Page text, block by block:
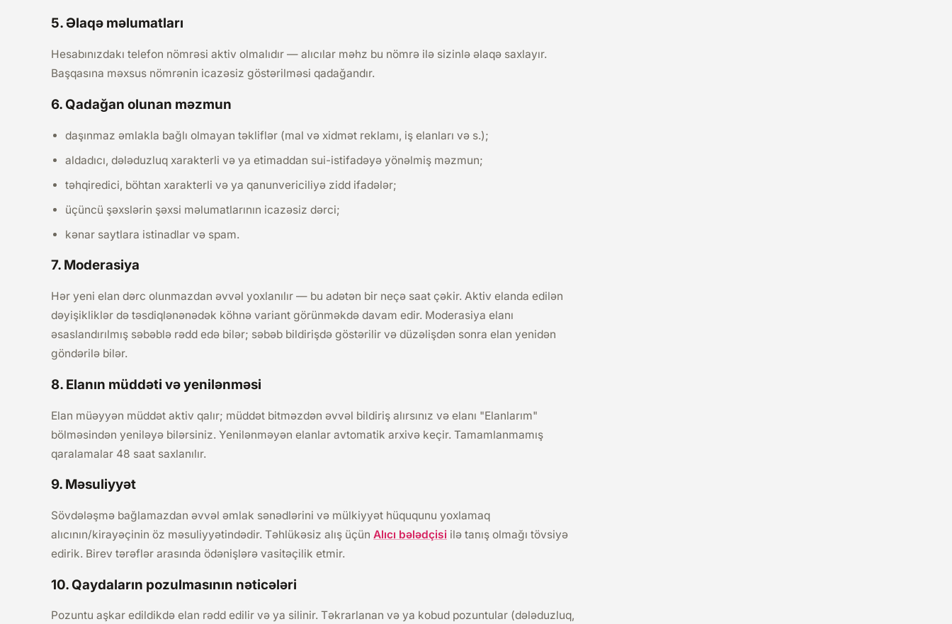
5. Əlaqə məlumatları
Hesabınızdakı telefon nömrəsi aktiv olmalıdır — alıcılar məhz bu nömrə ilə sizinlə əlaqə saxlayır.
Başqasına məxsus nömrənin icazəsiz göstərilməsi qadağandır.
6. Qadağan olunan məzmun
daşınmaz əmlakla bağlı olmayan təkliflər (mal və xidmət reklamı, iş elanları və s.);
aldadıcı, dələduzluq xarakterli və ya etimaddan sui-istifadəyə yönəlmiş məzmun;
təhqiredici, böhtan xarakterli və ya qanunvericiliyə zidd ifadələr;
üçüncü şəxslərin şəxsi məlumatlarının icazəsiz dərci;
kənar saytlara istinadlar və spam.
7. Moderasiya
Hər yeni elan dərc olunmazdan əvvəl yoxlanılır — bu adətən bir neçə saat çəkir. Aktiv elanda edilən
dəyişikliklər də təsdiqlənənədək köhnə variant görünməkdə davam edir. Moderasiya elanı
əsaslandırılmış səbəblə rədd edə bilər; səbəb bildirişdə göstərilir və düzəlişdən sonra elan yenidən
göndərilə bilər.
8. Elanın müddəti və yenilənməsi
Elan müəyyən müddət aktiv qalır; müddət bitməzdən əvvəl bildiriş alırsınız və elanı "Elanlarım"
bölməsindən yeniləyə bilərsiniz. Yenilənməyən elanlar avtomatik arxivə keçir. Tamamlanmamış
qaralamalar 48 saat saxlanılır.
9. Məsuliyyət
Sövdələşmə bağlamazdan əvvəl əmlak sənədlərini və mülkiyyət hüququnu yoxlamaq
alıcının/kirayəçinin öz məsuliyyətindədir. Təhlükəsiz alış üçün Alıcı bələdçisi ilə tanış olmağı tövsiyə
edirik. Birev tərəflər arasında ödənişlərə vasitəçilik etmir.
10. Qaydaların pozulmasının nəticələri
Pozuntu aşkar edildikdə elan rədd edilir və ya silinir. Təkrarlanan və ya kobud pozuntular (dələduzluq,